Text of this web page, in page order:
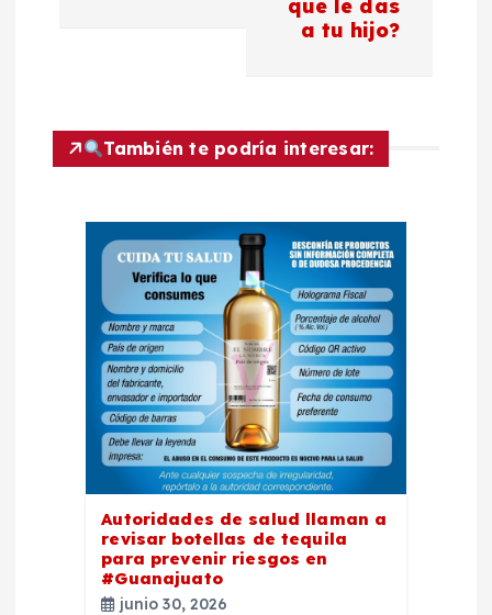
a
que le das
a tu hijo?
También te podría interesar:
Autoridades de salud llaman a
revisar botellas de tequila
para prevenir riesgos en
#Guanajuato
junio 30, 2026